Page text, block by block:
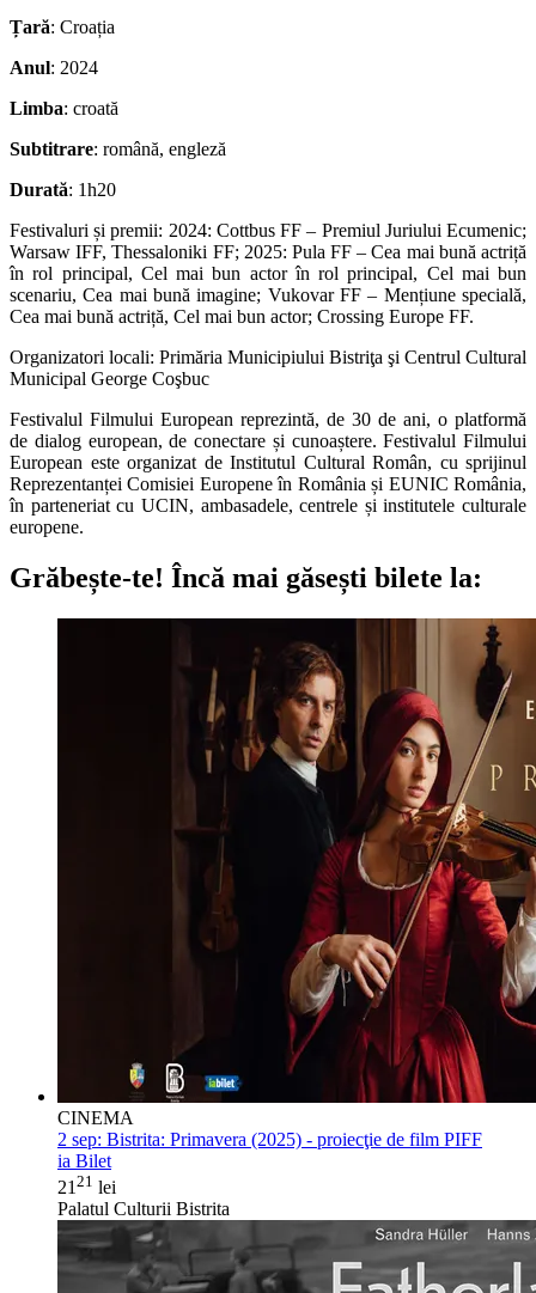
Țară: Croația
Anul: 2024
Limba: croată
Subtitrare: română, engleză
Durată: 1h20
Festivaluri și premii: 2024: Cottbus FF – Premiul Juriului Ecumenic;
Warsaw IFF, Thessaloniki FF; 2025: Pula FF – Cea mai bună actriță
în rol principal, Cel mai bun actor în rol principal, Cel mai bun
scenariu, Cea mai bună imagine; Vukovar FF – Mențiune specială,
Cea mai bună actriță, Cel mai bun actor; Crossing Europe FF.
Organizatori locali: Primăria Municipiului Bistriţa şi Centrul Cultural
Municipal George Coşbuc
Festivalul Filmului European reprezintă, de 30 de ani, o platformă
de dialog european, de conectare și cunoaștere. Festivalul Filmului
European este organizat de Institutul Cultural Român, cu sprijinul
Reprezentanței Comisiei Europene în România și EUNIC România,
în parteneriat cu UCIN, ambasadele, centrele și institutele culturale
europene.
Grăbește-te! Încă mai găsești bilete la:
CINEMA
2 sep: Bistrita: Primavera (2025) - proiecţie de film PIFF
ia Bilet
21 21 lei
Palatul Culturii Bistrita